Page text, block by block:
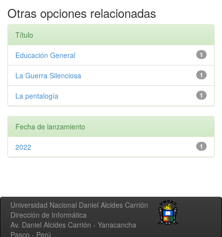
Otras opciones relacionadas
Título
1
Educación General
1
La Guerra Silenciosa
1
La pentalogía
Fecha de lanzamiento
1
2022
Universidad Nacional Daniel Alcides Carrión
Dirección de Informática
Av. Daniel Alcides Carrión - Yanacancha
Pasco - Perú